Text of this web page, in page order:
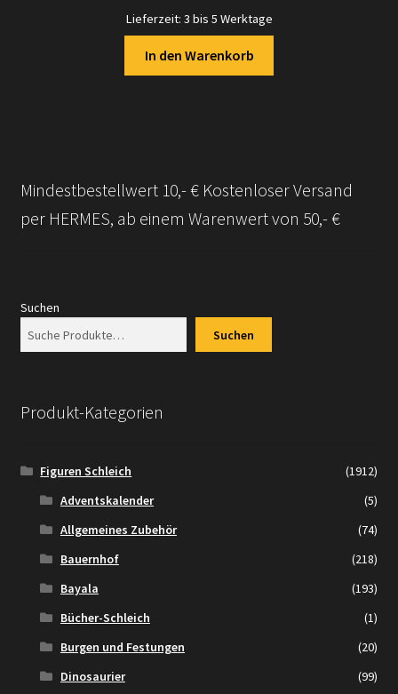
Lieferzeit: 3 bis 5 Werktage
In den Warenkorb
Mindestbestellwert 10,- € Kostenloser Versand
per HERMES, ab einem Warenwert von 50,- €
Suchen
Suchen
Produkt-Kategorien
Figuren Schleich
(1912)
Adventskalender
(5)
Allgemeines Zubehör
(74)
Bauernhof
(218)
Bayala
(193)
Bücher-Schleich
(1)
Burgen und Festungen
(20)
Dinosaurier
(99)